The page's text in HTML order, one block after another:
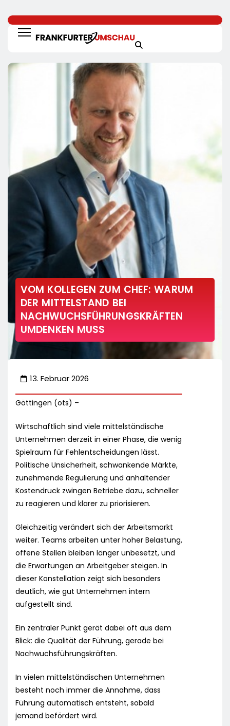
VOM KOLLEGEN ZUM CHEF: WARUM
DER MITTELSTAND BEI
NACHWUCHSFÜHRUNGSKRÄFTEN
UMDENKEN MUSS
13. Februar 2026
Göttingen (ots) –
Wirtschaftlich sind viele mittelständische
Unternehmen derzeit in einer Phase, die wenig
Spielraum für Fehlentscheidungen lässt.
Politische Unsicherheit, schwankende Märkte,
zunehmende Regulierung und anhaltender
Kostendruck zwingen Betriebe dazu, schneller
zu reagieren und klarer zu priorisieren.
Gleichzeitig verändert sich der Arbeitsmarkt
weiter. Teams arbeiten unter hoher Belastung,
offene Stellen bleiben länger unbesetzt, und
die Erwartungen an Arbeitgeber steigen. In
dieser Konstellation zeigt sich besonders
deutlich, wie gut Unternehmen intern
aufgestellt sind.
Ein zentraler Punkt gerät dabei oft aus dem
Blick: die Qualität der Führung, gerade bei
Nachwuchsführungskräften.
In vielen mittelständischen Unternehmen
besteht noch immer die Annahme, dass
Führung automatisch entsteht, sobald
jemand befördert wird.